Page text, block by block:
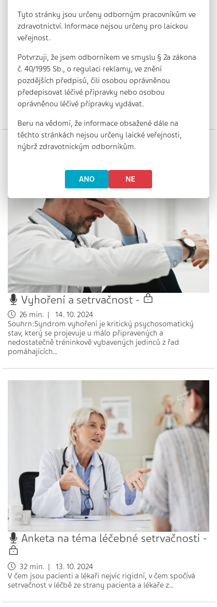
Terapeutická inercie si svou daň
vybírá s odstupem -
14 min. | 3. 1. 2025
SouhrnI přes rozvoj moderní terapie se v České republice
kardiovaskulární onemocnění stále drží na špici příčin
Vyhoření a setrvačnost -
26 min. | 14. 10. 2024
Souhrn:Syndrom vyhoření je kritický psychosomatický
stav, který se projevuje u málo připravených a
nedostatečně tréninkově vybavených jedinců z řad
pomáhajících…
Anketa na téma léčebné setrvačnosti -
32 min. | 13. 10. 2024
V čem jsou pacienti a lékaři nejvíc rigidní, v čem spočívá
setrvačnost v léčbě ze strany pacienta a lékaře z…
Tyto stránky jsou určeny odborným pracovníkům ve
zdravotnictví. Informace nejsou určeny pro laickou
veřejnost.
Potvrzuji, že jsem odborníkem ve smyslu § 2a zákona
č. 40/1995 Sb., o regulaci reklamy, ve znění
pozdějších předpisů, čili osobou oprávněnou
předepisovat léčivé přípravky nebo osobou
oprávněnou léčivé přípravky vydávat.
Beru na vědomí, že informace obsažené dále na
těchto stránkách nejsou určeny laické veřejnosti,
nýbrž zdravotnickým odborníkům.
ANO NE